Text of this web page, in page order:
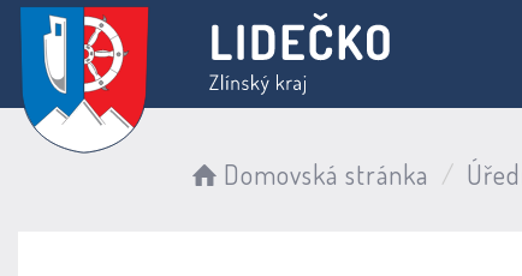
Domovská stránka